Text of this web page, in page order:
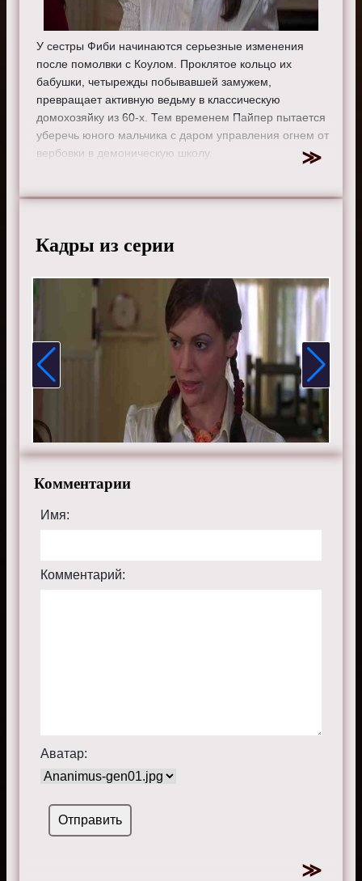
У сестры Фиби начинаются серьезные изменения
после помолвки с Коулом. Проклятое кольцо их
бабушки, четырежды побывавшей замужем,
превращает активную ведьму в классическую
домохозяйку из 60-х. Тем временем Пайпер пытается
уберечь юного мальчика с даром управления огнем от
вербовки в демоническую школу.
Актеры:Шеннен Доэрти, Холли Мари Комбс, Алисса
Воган, Кэрис Брайант, Брайан Краузе, Джулиан
Макмэхон, Дрю Фуллер, Керр Смит, Кейли Куоко,,
Финола Хьюз, Дженнифер Родс, Ребекка Болдинг, Эрик
Дейн, Уэсли Рэмси и Джения Лано.
Смотрите онлайн 4 сезон 12 серию «Зачарованные
бесплатно в хорошем HD качестве, на телефоне,
планшете, пк или телевизоре на сайте charmed-film.ru.
Кадры из серии
Комментарии
Имя:
Комментарий:
Аватар: